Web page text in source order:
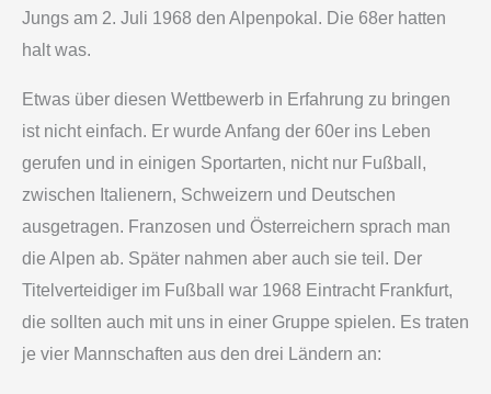
Jungs am 2. Juli 1968 den Alpenpokal. Die 68er hatten
halt was.
Etwas über diesen Wettbewerb in Erfahrung zu bringen
ist nicht einfach. Er wurde Anfang der 60er ins Leben
gerufen und in einigen Sportarten, nicht nur Fußball,
zwischen Italienern, Schweizern und Deutschen
ausgetragen. Franzosen und Österreichern sprach man
die Alpen ab. Später nahmen aber auch sie teil. Der
Titelverteidiger im Fußball war 1968 Eintracht Frankfurt,
die sollten auch mit uns in einer Gruppe spielen. Es traten
je vier Mannschaften aus den drei Ländern an: